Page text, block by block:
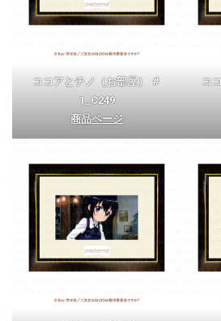
ココアとチノ（お部屋） ＃
1_C249
商品ページ
コ